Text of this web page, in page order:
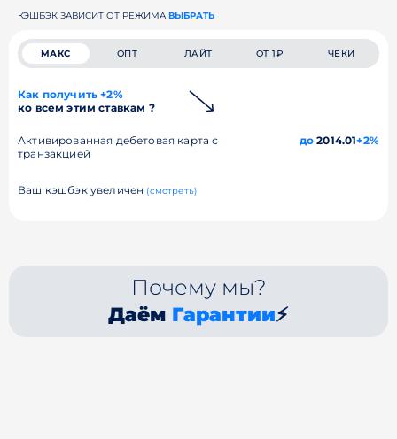
КЭШБЭК ЗАВИСИТ ОТ РЕЖИМА ВЫБРАТЬ
МАКС ОПТ ЛАЙТ ОТ 1₽ ЧЕКИ
Как получить +2%
ко всем этим ставкам ?
Активированная дебетовая карта с
транзакцией
до 2014.01+2%
Ваш кэшбэк увеличен (смотреть)
Почему мы?
Даём Гарантии⚡